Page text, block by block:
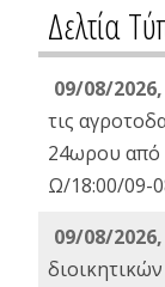
Δελτία
09/08/
τις
24ωρου από
Ω/18:00/09-
09/08/